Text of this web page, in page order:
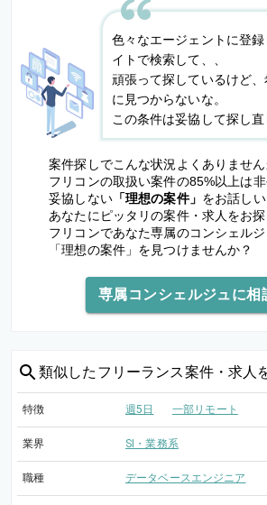
色々なエージェントに登
イトで検索して、、
頑張って探しているけど
に見つからないな。
この条件は妥協して探し直
案件探しでこんな状況よくありません
フリコンの取扱い案件の85%以上は非
妥協しない「理想の案件」 をお話しい
あなたにピッタリの案件・求人をお探
フリコンであなた専属のコンシェルジ
「理想の案件」を見つけませんか？
専属コンシェルジュに相
類似した フリーランス案件・求人
特徴 週5日 一部リモート
業界 SI・業務系
職種 データベースエンジニア